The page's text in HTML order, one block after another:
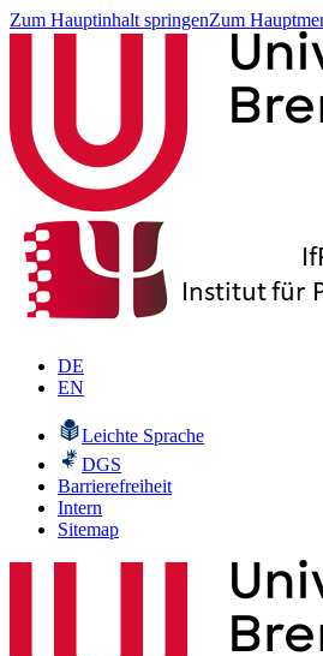
Zum Hauptinhalt springenZum
DE
EN
Leichte Sprache
DGS
Barrierefreiheit
Intern
Sitemap